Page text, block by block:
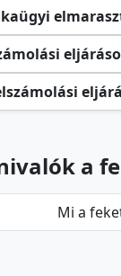
a
Mi a